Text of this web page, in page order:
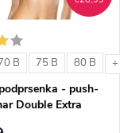
B 75 B 80 B
- push-
Double Extra